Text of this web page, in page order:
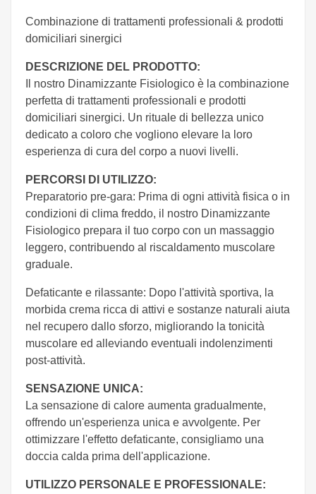
Combinazione di trattamenti professionali & prodotti
domiciliari sinergici
DESCRIZIONE DEL PRODOTTO:
Il nostro Dinamizzante Fisiologico è la combinazione
perfetta di trattamenti professionali e prodotti
domiciliari sinergici. Un rituale di bellezza unico
dedicato a coloro che vogliono elevare la loro
esperienza di cura del corpo a nuovi livelli.
PERCORSI DI UTILIZZO:
Preparatorio pre-gara: Prima di ogni attività fisica o in
condizioni di clima freddo, il nostro Dinamizzante
Fisiologico prepara il tuo corpo con un massaggio
leggero, contribuendo al riscaldamento muscolare
graduale.
Defaticante e rilassante: Dopo l'attività sportiva, la
morbida crema ricca di attivi e sostanze naturali aiuta
nel recupero dallo sforzo, migliorando la tonicità
muscolare ed alleviando eventuali indolenzimenti
post-attività.
SENSAZIONE UNICA:
La sensazione di calore aumenta gradualmente,
offrendo un'esperienza unica e avvolgente. Per
ottimizzare l'effetto defaticante, consigliamo una
doccia calda prima dell'applicazione.
UTILIZZO PERSONALE E PROFESSIONALE: